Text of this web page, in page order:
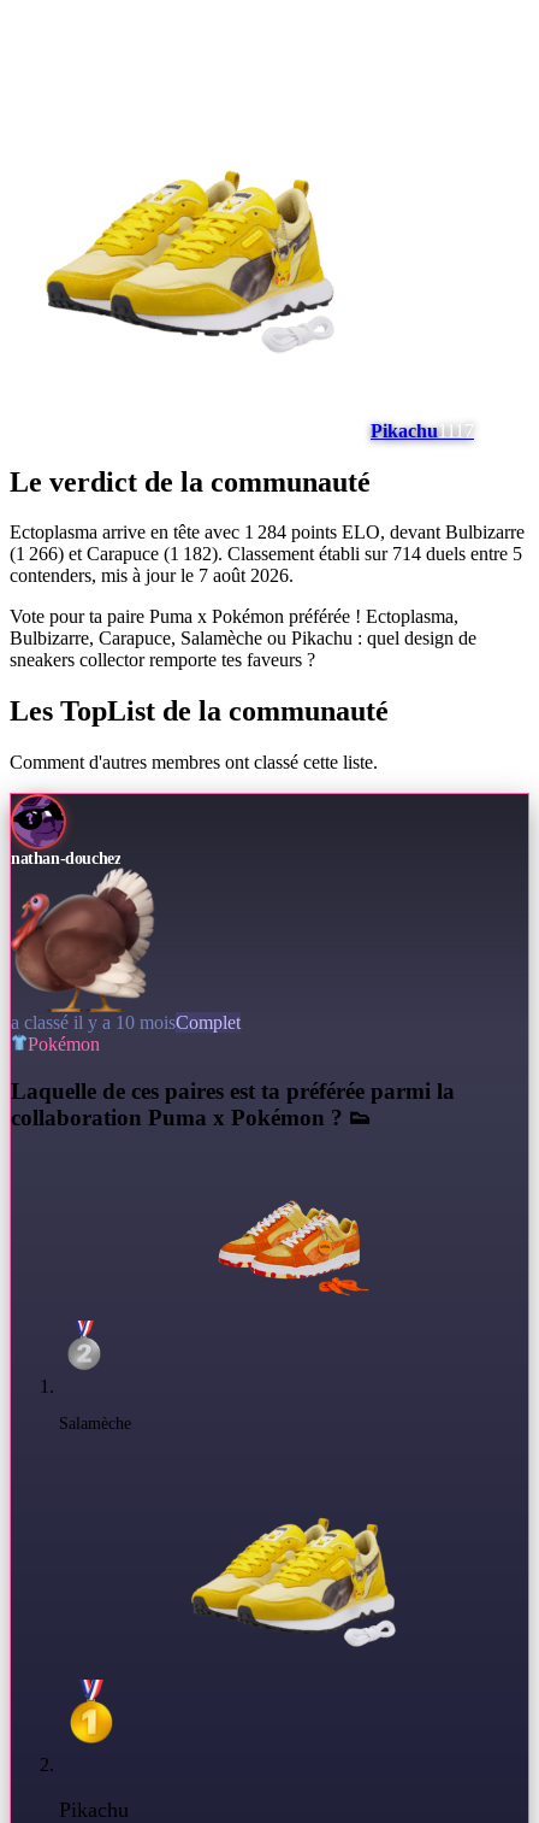
Pikachu1117
Le verdict de la communauté
Ectoplasma arrive en tête avec 1 284 points ELO, devant Bulbizarre
(1 266) et Carapuce (1 182). Classement établi sur 714 duels entre 5
contenders, mis à jour le 7 août 2026.
Vote pour ta paire Puma x Pokémon préférée ! Ectoplasma,
Bulbizarre, Carapuce, Salamèche ou Pikachu : quel design de
sneakers collector remporte tes faveurs ?
Les TopList de la communauté
Comment d'autres membres ont classé cette liste.
nathan-douchez
a classé il y a 10 moisComplet
Pokémon
Laquelle de ces paires est ta préférée parmi la
collaboration Puma x Pokémon ? 👟
Salamèche
Pikachu